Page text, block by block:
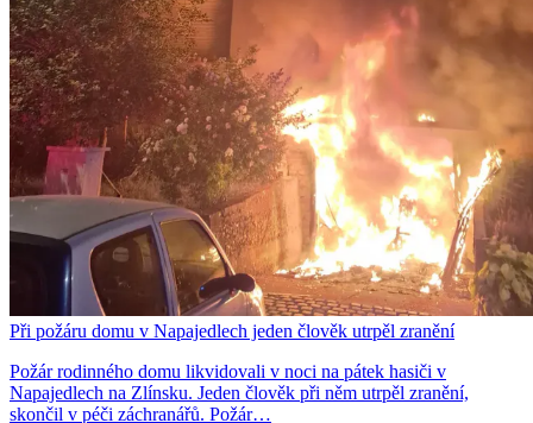
Při požáru domu v Napajedlech jeden člověk utrpěl zranění
Požár rodinného domu likvidovali v noci na pátek hasiči v
Napajedlech na Zlínsku. Jeden člověk při něm utrpěl zranění,
skončil v péči záchranářů. Požár…